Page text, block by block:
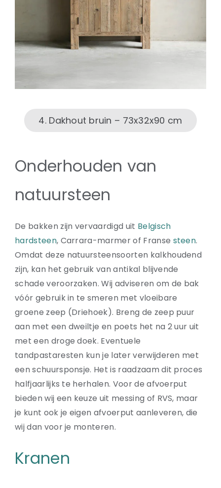
4. Dakhout bruin – 73x32x90 cm
Onderhouden van
natuursteen
De bakken zijn vervaardigd uit Belgisch
hardsteen, Carrara-marmer of Franse steen.
Omdat deze natuursteensoorten kalkhoudend
zijn, kan het gebruik van antikal blijvende
schade veroorzaken. Wij adviseren om de bak
vóór gebruik in te smeren met vloeibare
groene zeep (Driehoek). Breng de zeep puur
aan met een dweiltje en poets het na 2 uur uit
met een droge doek. Eventuele
tandpastaresten kun je later verwijderen met
een schuursponsje. Het is raadzaam dit proces
halfjaarlijks te herhalen. Voor de afvoerput
bieden wij een keuze uit messing of RVS, maar
je kunt ook je eigen afvoerput aanleveren, die
wij dan voor je monteren.
Kranen